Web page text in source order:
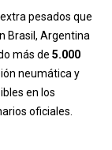
pesados que
Brasil, Argentina
más de 5.000
neumática y
en los
oficiales.